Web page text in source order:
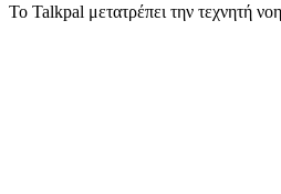
Το Talkpal μετατρέπει την τεχνητή